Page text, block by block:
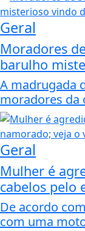
Geral
Moradores
barulho
A madrugada
moradores da
Geral
Mulher é
cabelos pelo
De acordo
com uma